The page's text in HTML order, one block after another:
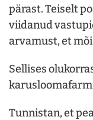
pärast. Teiselt
viidanud
arvamust, et
Sellises
Tunnistan, et